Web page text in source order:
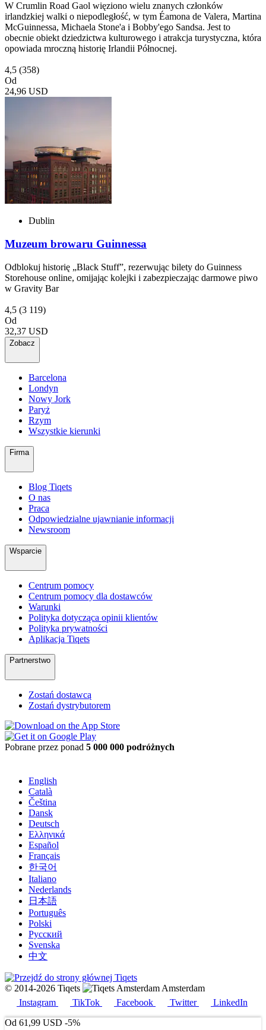
W Crumlin Road Gaol więziono wielu znanych członków
irlandzkiej walki o niepodległość, w tym Éamona de Valera, Martina
McGuinnessa, Michaela Stone'a i Bobby'ego Sandsa. Jest to
obecnie obiekt dziedzictwa kulturowego i atrakcja turystyczna, która
opowiada mroczną historię Irlandii Północnej.
4,5 (358)
Od
24,96 USD
Dublin
Muzeum browaru Guinnessa
Odblokuj historię „Black Stuff”, rezerwując bilety do Guinness
Storehouse online, omijając kolejki i zabezpieczając darmowe piwo
w Gravity Bar
4,5 (3 119)
Od
32,37 USD
Zobacz
Barcelona
Londyn
Nowy Jork
Paryż
Rzym
Wszystkie kierunki
Firma
Blog Tiqets
O nas
Praca
Odpowiedzialne ujawnianie informacji
Newsroom
Wsparcie
Centrum pomocy
Centrum pomocy dla dostawców
Warunki
Polityka dotycząca opinii klientów
Polityka prywatności
Aplikacja Tiqets
Partnerstwo
Zostań dostawcą
Zostań dystrybutorem
Pobrane przez ponad 5 000 000 podróżnych
English
Català
Čeština
Dansk
Deutsch
Ελληνικά
Español
Français
한국어
Italiano
Nederlands
日本語
Português
Polski
Русский
Svenska
中文
© 2014-2026 Tiqets
Amsterdam
Instagram
TikTok Facebook Twitter
LinkedIn
Od 61,99 USD -5%